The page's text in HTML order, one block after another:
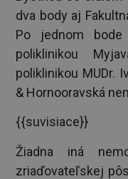
dva body aj
Po jednom bode
poliklinikou
poliklinikou MUDr.
& Hornooravská
{{suvisiace}}
Žiadna iná
zriaďovateľskej